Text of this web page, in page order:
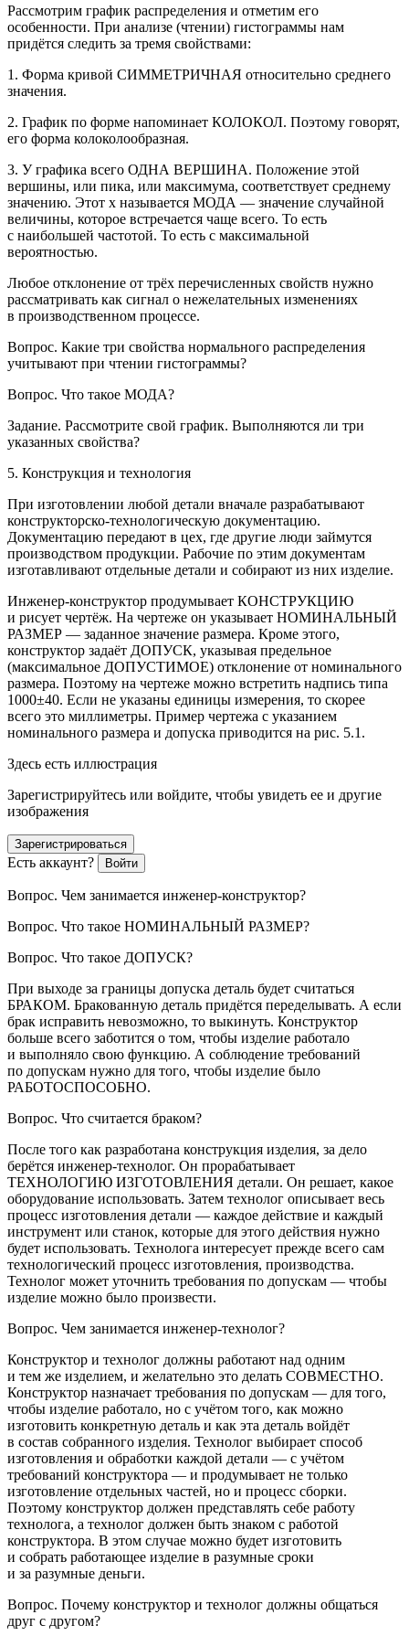
Рассмотрим график распределения и отметим его
особенности. При анализе (чтении) гистограммы нам
придётся следить за тремя свойствами:
1. Форма кривой СИММЕТРИЧНАЯ относительно среднего
значения.
2. График по форме напоминает КОЛОКОЛ. Поэтому говорят,
его форма колоколообразная.
3. У графика всего ОДНА ВЕРШИНА. Положение этой
вершины, или пика, или максимума, соответствует среднему
значению. Этот х называется МОДА — значение случайной
величины, которое встречается чаще всего. То есть
с наибольшей частотой. То есть с максимальной
вероятностью.
Любое отклонение от трёх перечисленных свойств нужно
рассматривать как сигнал о нежелательных изменениях
в производственном процессе.
Вопрос. Какие три свойства нормального распределения
учитывают при чтении гистограммы?
Вопрос. Что такое МОДА?
Задание. Рассмотрите свой график. Выполняются ли три
указанных свойства?
5. Конструкция и технология
При изготовлении любой детали вначале разрабатывают
конструкторско-технологическую документацию.
Документацию передают в цех, где другие люди займутся
производством продукции. Рабочие по этим документам
изготавливают отдельные детали и собирают из них изделие.
Инженер-конструктор продумывает КОНСТРУКЦИЮ
и рисует чертёж. На чертеже он указывает НОМИНАЛЬНЫЙ
РАЗМЕР — заданное значение размера. Кроме этого,
конструктор задаёт ДОПУСК, указывая предельное
(максимальное ДОПУСТИМОЕ) отклонение от номинального
размера. Поэтому на чертеже можно встретить надпись типа
1000±40. Если не указаны единицы измерения, то скорее
всего это миллиметры. Пример чертежа с указанием
номинального размера и допуска приводится на рис. 5.1.
Здесь есть иллюстрация
Зарегистрируйтесь или войдите, чтобы увидеть ее и другие
изображения
Зарегистрироваться
Есть аккаунт? Войти
Вопрос. Чем занимается инженер-конструктор?
Вопрос. Что такое НОМИНАЛЬНЫЙ РАЗМЕР?
Вопрос. Что такое ДОПУСК?
При выходе за границы допуска деталь будет считаться
БРАКОМ. Бракованную деталь придётся переделывать. А если
брак исправить невозможно, то выкинуть. Конструктор
больше всего заботится о том, чтобы изделие работало
и выполняло свою функцию. А соблюдение требований
по допускам нужно для того, чтобы изделие было
РАБОТОСПОСОБНО.
Вопрос. Что считается браком?
После того как разработана конструкция изделия, за дело
берётся инженер-технолог. Он прорабатывает
ТЕХНОЛОГИЮ ИЗГОТОВЛЕНИЯ детали. Он решает, какое
оборудование использовать. Затем технолог описывает весь
процесс изготовления детали — каждое действие и каждый
инструмент или станок, которые для этого действия нужно
будет использовать. Технолога интересует прежде всего сам
технологический процесс изготовления, производства.
Технолог может уточнить требования по допускам — чтобы
изделие можно было произвести.
Вопрос. Чем занимается инженер-технолог?
Конструктор и технолог должны работают над одним
и тем же изделием, и желательно это делать СОВМЕСТНО.
Конструктор назначает требования по допускам — для того,
чтобы изделие работало, но с учётом того, как можно
изготовить конкретную деталь и как эта деталь войдёт
в состав собранного изделия. Технолог выбирает способ
изготовления и обработки каждой детали — с учётом
требований конструктора — и продумывает не только
изготовление отдельных частей, но и процесс сборки.
Поэтому конструктор должен представлять себе работу
технолога, а технолог должен быть знаком с работой
конструктора. В этом случае можно будет изготовить
и собрать работающее изделие в разумные сроки
и за разумные деньги.
Вопрос. Почему конструктор и технолог должны общаться
друг с другом?